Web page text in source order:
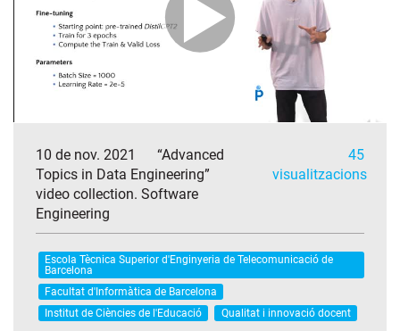
10 de nov. 2021
“Advanced
Topics in Data Engineering”
video collection. Software
Engineering
45
visualitzacions
Escola Tècnica Superior d'Enginyeria de Telecomunicació de
Barcelona
Facultat d'Informàtica de Barcelona
Institut de Ciències de l'Educació
Qualitat i innovació docent